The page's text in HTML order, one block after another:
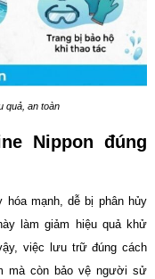
quả, an toàn
Nippon đúng
hóa mạnh, dễ bị phân hủy
làm giảm hiệu quả khử
việc lưu trữ đúng cách
mà còn bảo vệ người sử